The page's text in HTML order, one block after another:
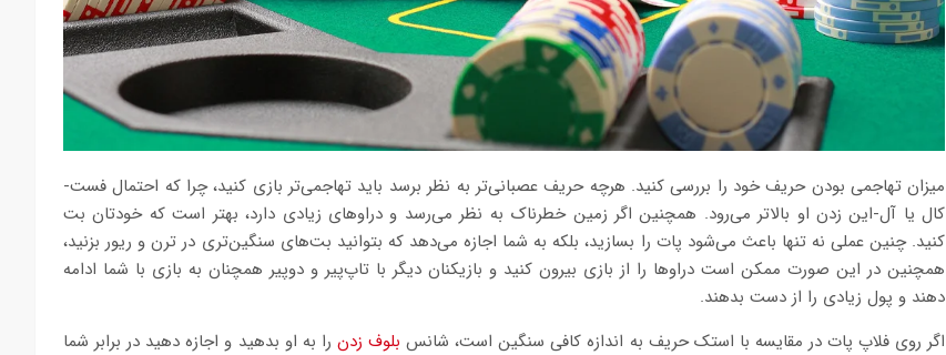
میزان تهاجمی بودن حریف خود را بررسی کنید. هرچه حریف عصبانی‌تر به نظر برسد باید تهاجمی‌تر بازی کنید، چرا که احتمال فست-
کال یا آل-این زدن او بالاتر می‌رود. همچنین اگر زمین خطرناک به نظر می‌رسد و دراوهای زیادی دارد، بهتر است که خودتان بت
کنید. چنین عملی نه تنها باعث می‌شود پات را بسازید، بلکه به شما اجازه می‌دهد که بتوانید بت‌های سنگین‌تری در ترن و ریور بزنید،
همچنین در این صورت ممکن است دراوها را از بازی بیرون کنید و بازیکنان دیگر با تاپ‌پیر و دوپیر همچنان به بازی با شما ادامه
دهند و پول زیادی را از دست بدهند.
اگر روی فلاپ پات در مقایسه با استک حریف به اندازه کافی سنگین است، شانس بلوف زدن را به او بدهید و اجازه دهید در برابر شما